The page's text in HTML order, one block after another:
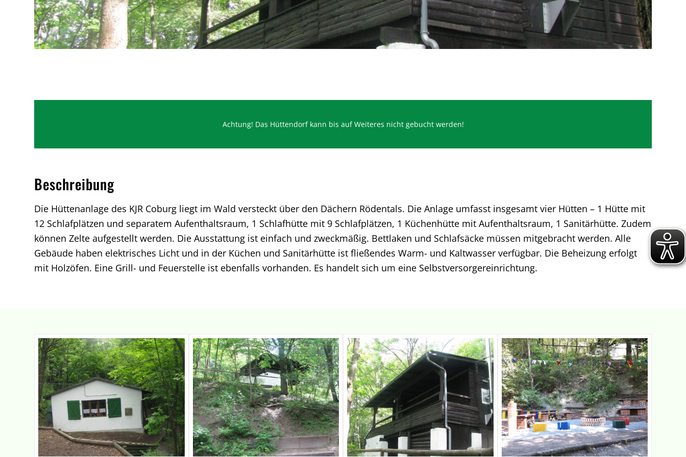
Achtung! Das Hüttendorf kann bis auf Weiteres nicht gebucht werden!
Beschreibung
Die Hüttenanlage des KJR Coburg liegt im Wald versteckt über den Dächern Rödentals. Die Anlage umfasst insgesamt vier Hütten – 1 Hütte mit
12 Schlafplätzen und separatem Aufenthaltsraum, 1 Schlafhütte mit 9 Schlafplätzen, 1 Küchenhütte mit Aufenthaltsraum, 1 Sanitärhütte. Zudem
können Zelte aufgestellt werden. Die Ausstattung ist einfach und zweckmäßig. Bettlaken und Schlafsäcke müssen mitgebracht werden. Alle
Gebäude haben elektrisches Licht und in der Küchen und Sanitärhütte ist fließendes Warm- und Kaltwasser verfügbar. Die Beheizung erfolgt
mit Holzöfen. Eine Grill- und Feuerstelle ist ebenfalls vorhanden. Es handelt sich um eine Selbstversorgereinrichtung.